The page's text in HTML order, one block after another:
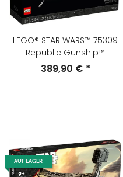
LEGO® STAR WARS™ 75309
Republic Gunship™
389,90 € *
AUF LAGER